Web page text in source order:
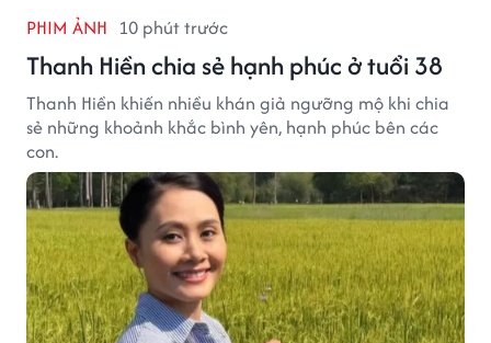
PHIM ẢNH 10 phút trước
Thanh Hiền chia sẻ hạnh phúc ở tuổi 38
Thanh Hiền khiến nhiều khán giả ngưỡng mộ khi chia
sẻ những khoảnh khắc bình yên, hạnh phúc bên các
con.